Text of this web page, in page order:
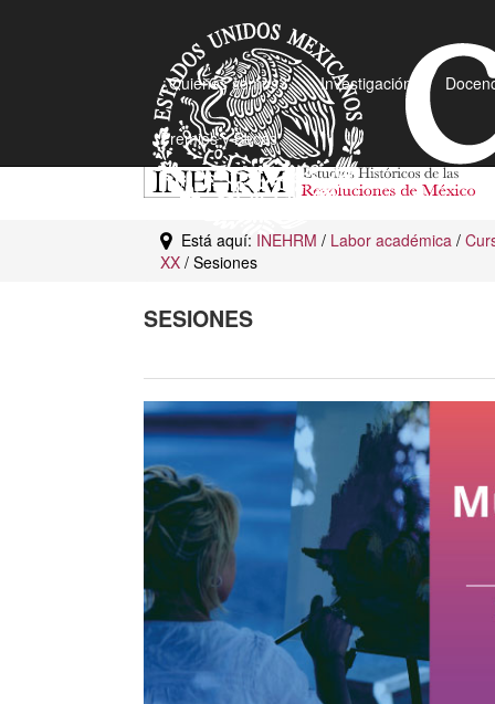
¿Quiénes somos? Investigación
Premios y Becas
Está aquí: INEHRM / Labor académica /
XX / Sesiones
SESIONES